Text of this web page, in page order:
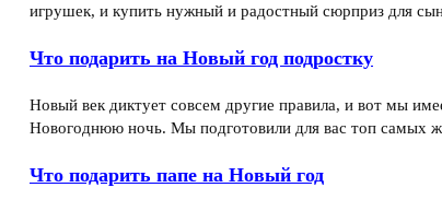
игрушек, и купить нужный и радостный сюрприз для
Что подарить на Новый год подростку
Новый век диктует совсем другие правила, и вот мы
Новогоднюю ночь. Мы подготовили для вас топ самых
Что подарить папе на Новый год